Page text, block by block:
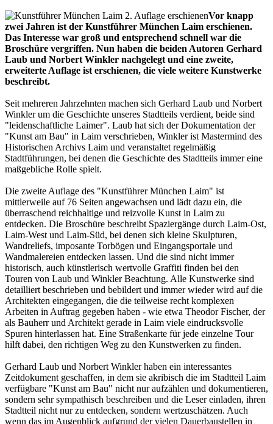
Vor knapp
zwei Jahren ist der Kunstführer München Laim erschienen.
Das Interesse war groß und entsprechend schnell war die
Broschüre vergriffen. Nun haben die beiden Autoren Gerhard
Laub und Norbert Winkler nachgelegt und eine zweite,
erweiterte Auflage ist erschienen, die viele weitere Kunstwerke
beschreibt.
Seit mehreren Jahrzehnten machen sich Gerhard Laub und Norbert
Winkler um die Geschichte unseres Stadtteils verdient, beide sind
"leidenschaftliche Laimer". Laub hat sich der Dokumentation der
"Kunst am Bau" in Laim verschrieben, Winkler ist Mastermind des
Historischen Archivs Laim und veranstaltet regelmäßig
Stadtführungen, bei denen die Geschichte des Stadtteils immer eine
maßgebliche Rolle spielt.
Die zweite Auflage des "Kunstführer München Laim" ist
mittlerweile auf 76 Seiten angewachsen und lädt dazu ein, die
überraschend reichhaltige und reizvolle Kunst in Laim zu
entdecken. Die Broschüre beschreibt Spaziergänge durch Laim-Ost,
Laim-West und Laim-Süd, bei denen sich kleine Skulpturen,
Wandreliefs, imposante Torbögen und Eingangsportale und
Wandmalereien entdecken lassen. Und die sind nicht immer
historisch, auch künstlerisch wertvolle Graffiti finden bei den
Touren von Laub und Winkler Beachtung. Alle Kunstwerke sind
detailliert beschrieben und bebildert und immer wieder wird auf die
Architekten eingegangen, die die teilweise recht komplexen
Arbeiten in Auftrag gegeben haben - wie etwa Theodor Fischer, der
als Bauherr und Architekt gerade in Laim viele eindrucksvolle
Spuren hinterlassen hat. Eine Straßenkarte für jede einzelne Tour
hilft dabei, den richtigen Weg zu den Kunstwerken zu finden.
Gerhard Laub und Norbert Winkler haben ein interessantes
Zeitdokument geschaffen, in dem sie akribisch die im Stadtteil Laim
verfügbare "Kunst am Bau" nicht nur aufzählen und dokumentieren,
sondern sehr sympathisch beschreiben und die Leser einladen, ihren
Stadtteil nicht nur zu entdecken, sondern wertzuschätzen. Auch
wenn das im Augenblick aufgrund der vielen Dauerbaustellen in